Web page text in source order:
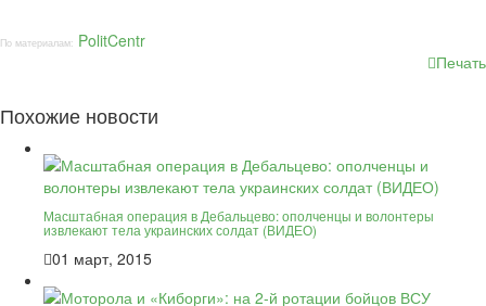
По материалам: PolitCentr
Печать
Похожие новости
Масштабная операция в Дебальцево: ополченцы и волонтеры
извлекают тела украинских солдат (ВИДЕО)
01 март, 2015